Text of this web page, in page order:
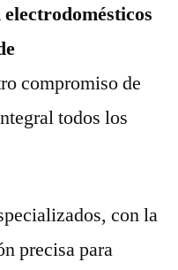
compromiso de
todos los
con la
precisa para